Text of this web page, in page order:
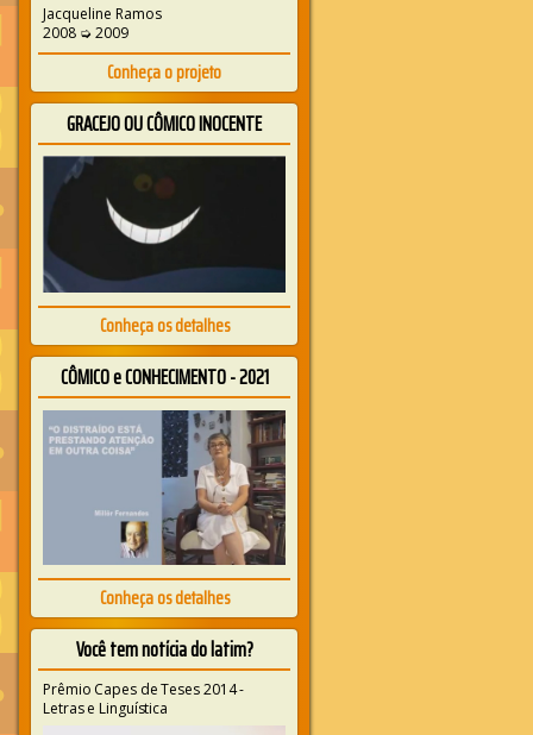
Jacqueline Ramos
2008 ➭ 2009
Conheça o projeto
GRACEJO OU CÔMICO INOCENTE
Conheça os detalhes
CÔMICO e CONHECIMENTO - 2021
Conheça os detalhes
Você tem notícia do latim?
Prêmio Capes de Teses 2014 -
Letras e Linguística